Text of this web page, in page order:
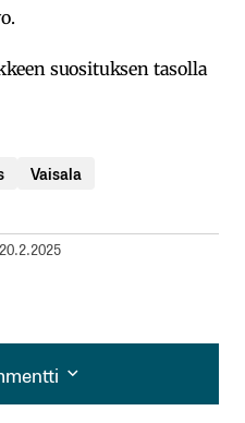
suosituksen tasolla
Vaisala
20.2.2025